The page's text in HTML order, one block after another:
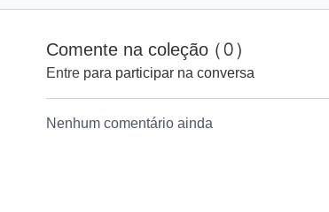
Comente na coleção (0)
Entrepara participar na conversa
Nenhum comentário ainda